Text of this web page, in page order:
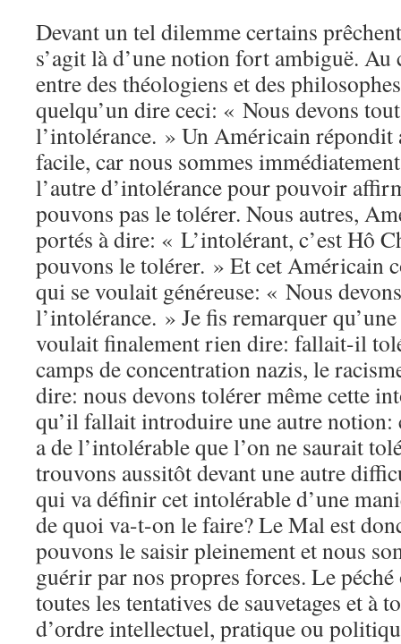
Devant un tel dilemme certains
s’agit là d’une notion fort ambiguë. Au
entre des théologiens et des
quelqu’un dire ceci: « Nous devons
l’intolérance. » Un Américain répondit
facile, car nous sommes
l’autre d’intolérance pour pouvoir
pouvons pas le tolérer. Nous autres,
portés à dire: « L’intolérant, c’est Hô
pouvons le tolérer. » Et cet Américain
qui se voulait généreuse: « Nous
l’intolérance. » Je fis remarquer
voulait finalement rien dire: fallait-il
camps de concentration nazis, le
dire: nous devons tolérer même cette
qu’il fallait introduire une autre
a de l’intolérable que l’on ne saurait
trouvons aussitôt devant une autre
qui va définir cet intolérable d’une
de quoi va-t-on le faire? Le Mal est
pouvons le saisir pleinement et nous
guérir par nos propres forces. Le
toutes les tentatives de sauvetages et à
d’ordre intellectuel, pratique ou